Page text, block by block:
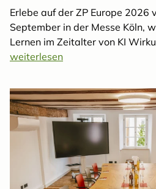
Erlebe auf der ZP Europe 2026
September in der Messe Köln,
Lernen im Zeitalter von KI
frische Impulse zu Wellbeing,
weiterlesen